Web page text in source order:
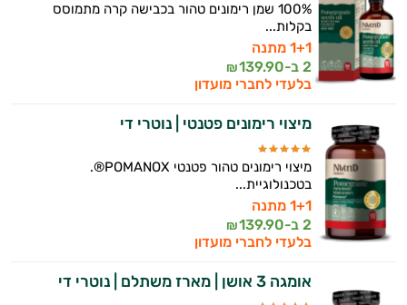
100% שמן רימונים טהור בכבישה קרה מתמוסס
בקלות...
1+1 מתנה
2 ב-
139.90
₪
בלעדי לחברי מועדון
מיצוי רימונים פטנטי | נוטרי די
מיצוי רימונים טהור פטנטי POMANOX®.
בטכנולוגיית...
1+1 מתנה
2 ב-
139.90
₪
בלעדי לחברי מועדון
אומגה 3 אושן | מארז משתלם | נוטרי די